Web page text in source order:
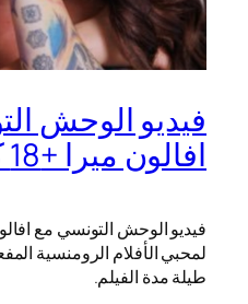
فيديو الوحش
افالون ميرا +18 كامل مجانا
فيديو الوحش التونسي مع
لمحبي الأفلام الرومنسية
طيلة مدة الفيلم.